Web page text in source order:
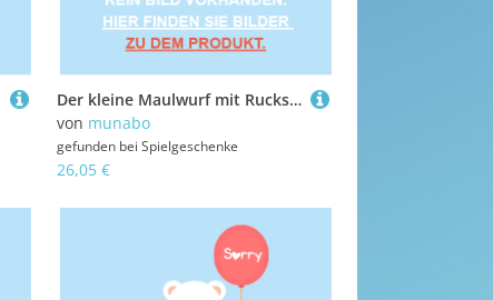
Der kleine Maulwurf mit Rucksack, 20cm
von munabo
gefunden bei Spielgeschenke
26,05 €